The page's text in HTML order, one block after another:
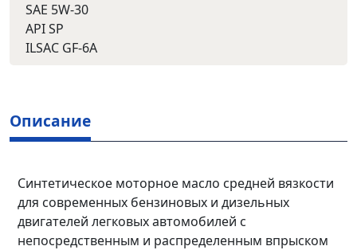
SAE 5W-30
API SP
ILSAC GF-6A
Описание
Синтетическое моторное масло средней вязкости
для современных бензиновых и дизельных
двигателей легковых автомобилей с
непосредственным и распределенным впрыском